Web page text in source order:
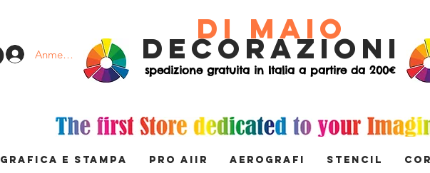
di Maio
decorazioni
Anmelden
spedizione gratuita in Italia a partire da 200€
GRAFICA E STAMPA PRO AIIR AEROGRAFI STENCIL